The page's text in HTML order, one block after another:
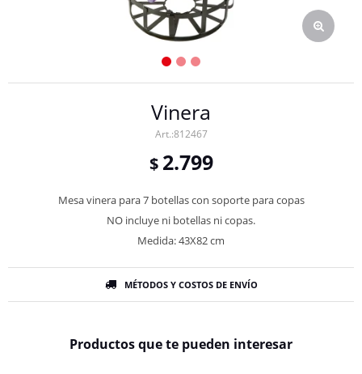
Vinera
812467
$ 2.799
Mesa vinera para 7 botellas con soporte para copas
NO incluye ni botellas ni copas.
Medida: 43X82 cm
MÉTODOS Y COSTOS DE ENVÍO
Productos que te pueden interesar